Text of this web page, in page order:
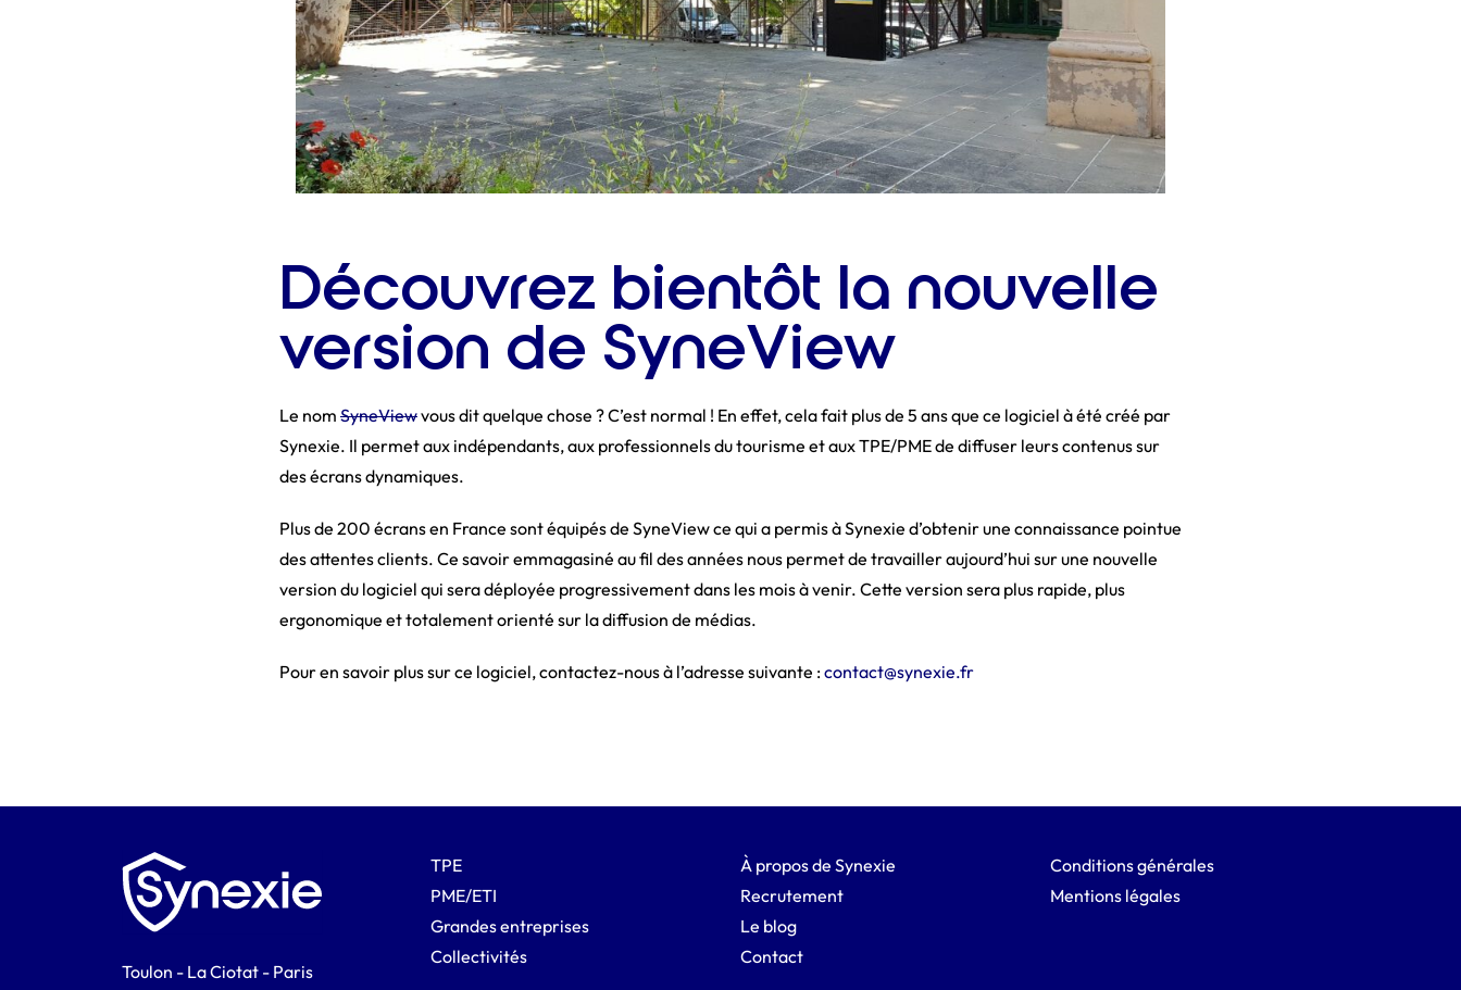
Découvrez bientôt la nouvelle
version de SyneView
Le nom SyneViewvous dit quelque chose ? C’est normal ! En effet, cela fait plus de 5 ans que ce logiciel à été créé par
Synexie. Il permet aux indépendants, aux professionnels du tourisme et aux TPE/PME de diffuser leurs contenus sur
des écrans dynamiques.
Plus de 200 écrans en France sont équipés de SyneView ce qui a permis à Synexie d’obtenir une connaissance pointue
des attentes clients. Ce savoir emmagasiné au fil des années nous permet de travailler aujourd’hui sur une nouvelle
version du logiciel qui sera déployée progressivement dans les mois à venir. Cette version sera plus rapide, plus
ergonomique et totalement orienté sur la diffusion de médias.
Pour en savoir plus sur ce logiciel, contactez-nous à l’adresse suivante :contact@synexie.fr
Toulon - La Ciotat - Paris
TPE
PME/ETI
Grandes entreprises
Collectivités
À propos de Synexie
Recrutement
Le blog
Contact
Conditions générales
Mentions légales